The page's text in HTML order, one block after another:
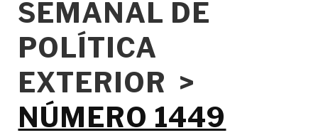
SEMANAL DE
POLÍTICA
EXTERIOR >
NÚMERO 1449